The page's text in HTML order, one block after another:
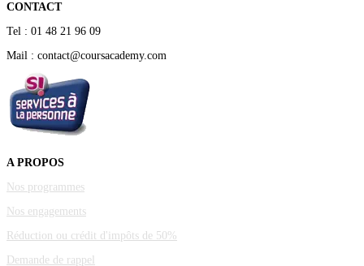
CONTACT
Tel : 01 48 21 96 09
Mail : contact@coursacademy.com
A PROPOS
Nos programmes
Nos engagements
Réduction ou crédit d'impôts de 50%
Demande de rappel